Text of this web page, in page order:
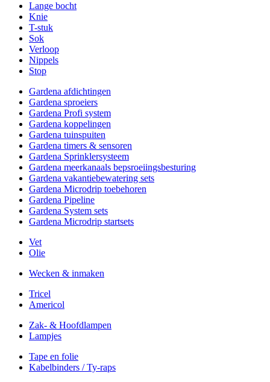
Lange bocht
Knie
T-stuk
Sok
Verloop
Nippels
Stop
Gardena afdichtingen
Gardena sproeiers
Gardena Profi system
Gardena koppelingen
Gardena tuinspuiten
Gardena timers & sensoren
Gardena Sprinklersysteem
Gardena meerkanaals bepsroeiingsbesturing
Gardena vakantiebewatering sets
Gardena Microdrip toebehoren
Gardena Pipeline
Gardena System sets
Gardena Microdrip startsets
Vet
Olie
Wecken & inmaken
Tricel
Americol
Zak- & Hoofdlampen
Lampjes
Tape en folie
Kabelbinders / Ty-raps